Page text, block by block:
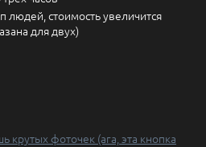
людей, стоимость увеличится
для двух)
крутых фоточек (ага, эта кнопка